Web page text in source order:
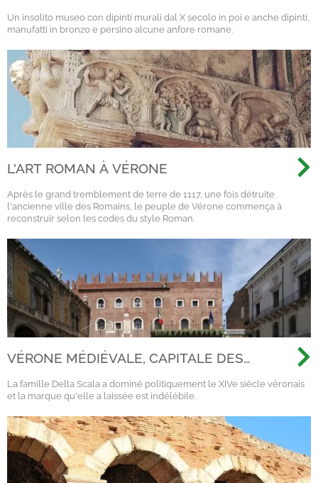
Un insolito museo con dipinti murali dal X secolo in poi e anche dipinti,
manufatti in bronzo e persino alcune anfore romane.
L'ART ROMAN À VÉRONE
Après le grand tremblement de terre de 1117, une fois détruite
l'ancienne ville des Romains, le peuple de Vérone commença à
reconstruir selon les codes du style Roman.
VÉRONE MÉDIÉVALE, CAPITALE DES
La famille Della Scala a dominé politiquement le XIVe siècle véronais
et la marque qu'elle a laissée est indélébile.